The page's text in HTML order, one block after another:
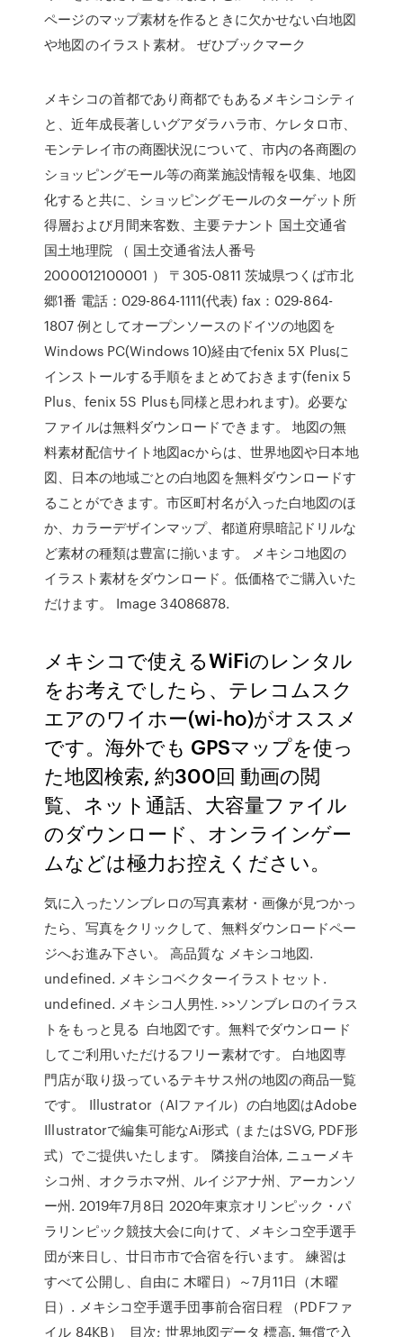
ページのマップ素材を作るときに欠かせない白地図
や地図のイラスト素材。 ぜひブックマーク
メキシコの首都であり商都でもあるメキシコシティ
と、近年成長著しいグアダラハラ市、ケレタロ市、
モンテレイ市の商圏状況について、市内の各商圏の
ショッピングモール等の商業施設情報を収集、地図
化すると共に、ショッピングモールのターゲット所
得層および月間来客数、主要テナント 国土交通省
国土地理院 （ 国土交通省法人番号
2000012100001 ） 〒305-0811 茨城県つくば市北
郷1番 電話：029-864-1111(代表) fax：029-864-
1807 例としてオープンソースのドイツの地図を
Windows PC(Windows 10)経由でfenix 5X Plusに
インストールする手順をまとめておきます(fenix 5
Plus、fenix 5S Plusも同様と思われます)。必要な
ファイルは無料ダウンロードできます。 地図の無
料素材配信サイト地図acからは、世界地図や日本地
図、日本の地域ごとの白地図を無料ダウンロードす
ることができます。市区町村名が入った白地図のほ
か、カラーデザインマップ、都道府県暗記ドリルな
ど素材の種類は豊富に揃います。 メキシコ地図の
イラスト素材をダウンロード。低価格でご購入いた
だけます。 Image 34086878.
メキシコで使えるWiFiのレンタル
をお考えでしたら、テレコムスク
エアのワイホー(wi-ho)がオススメ
です。海外でも GPSマップを使っ
た地図検索, 約300回 動画の閲
覧、ネット通話、大容量ファイル
のダウンロード、オンラインゲー
ムなどは極力お控えください。
気に入ったソンブレロの写真素材・画像が見つかっ
たら、写真をクリックして、無料ダウンロードペー
ジへお進み下さい。 高品質な メキシコ地図.
undefined. メキシコベクターイラストセット.
undefined. メキシコ人男性. >>ソンブレロのイラス
トをもっと見る 白地図です。無料でダウンロード
してご利用いただけるフリー素材です。 白地図専
門店が取り扱っているテキサス州の地図の商品一覧
です。 Illustrator（AIファイル）の白地図はAdobe
Illustratorで編集可能なAi形式（またはSVG, PDF形
式）でご提供いたします。 隣接自治体, ニューメキ
シコ州、オクラホマ州、ルイジアナ州、アーカンソ
ー州. 2019年7月8日 2020年東京オリンピック・パ
ラリンピック競技大会に向けて、メキシコ空手選手
団が来日し、廿日市市で合宿を行います。 練習は
すべて公開し、自由に 木曜日）～7月11日（木曜
日）. メキシコ空手選手団事前合宿日程 （PDFファ
イル 84KB） 目次; 世界地図データ 標高. 無償で入